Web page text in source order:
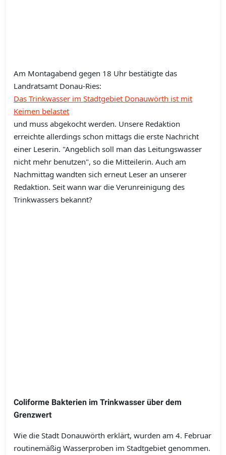
Am Montagabend gegen 18 Uhr bestätigte das
Landratsamt Donau-Ries:
Das Trinkwasser im Stadtgebiet Donauwörth ist mit
Keimen belastet
und muss abgekocht werden. Unsere Redaktion
erreichte allerdings schon mittags die erste Nachricht
einer Leserin. "Angeblich soll man das Leitungswasser
nicht mehr benutzen", so die Mitteilerin. Auch am
Nachmittag wandten sich erneut Leser an unserer
Redaktion. Seit wann war die Verunreinigung des
Trinkwassers bekannt?
Coliforme Bakterien im Trinkwasser über dem
Grenzwert
Wie die Stadt Donauwörth erklärt, wurden am 4. Februar
routinemäßig Wasserproben im Stadtgebiet genommen.